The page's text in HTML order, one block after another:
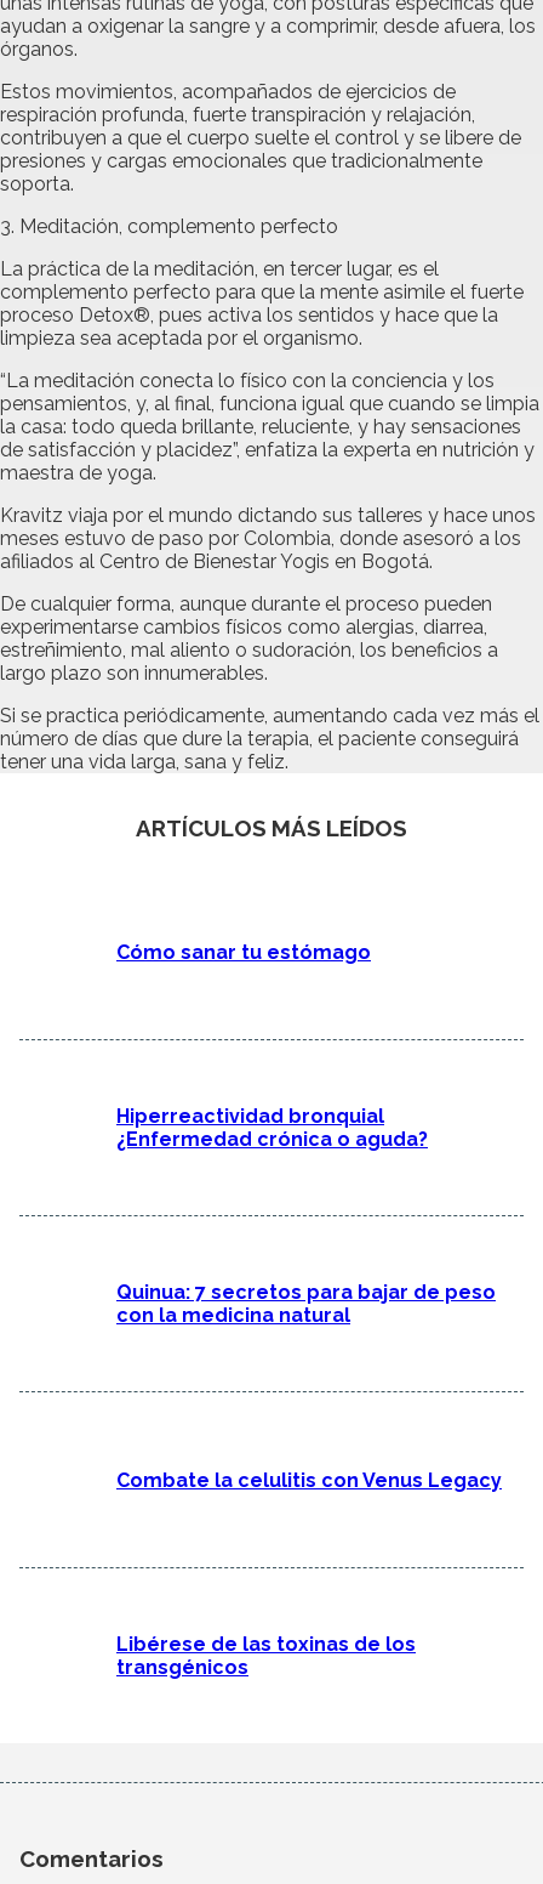
ayudan a oxigenar la sangre y a comprimir, desde afuera, los
órganos.
Estos movimientos, acompañados de ejercicios de
respiración profunda, fuerte transpiración y relajación,
contribuyen a que el cuerpo suelte el control y se libere de
presiones y cargas emocionales que tradicionalmente
soporta.
3. Meditación, complemento perfecto
La práctica de la meditación, en tercer lugar, es el
complemento perfecto para que la mente asimile el fuerte
proceso Detox®, pues activa los sentidos y hace que la
limpieza sea aceptada por el organismo.
“La meditación conecta lo físico con la conciencia y los
pensamientos, y, al final, funciona igual que cuando se limpia
la casa: todo queda brillante, reluciente, y hay sensaciones
de satisfacción y placidez”, enfatiza la experta en nutrición y
maestra de yoga.
Kravitz viaja por el mundo dictando sus talleres y hace unos
meses estuvo de paso por Colombia, donde asesoró a los
afiliados al Centro de Bienestar Yogis en Bogotá.
De cualquier forma, aunque durante el proceso pueden
experimentarse cambios físicos como alergias, diarrea,
estreñimiento, mal aliento o sudoración, los beneficios a
largo plazo son innumerables.
Si se practica periódicamente, aumentando cada vez más el
número de días que dure la terapia, el paciente conseguirá
tener una vida larga, sana y feliz.
ARTÍCULOS MÁS LEÍDOS
Cómo sanar tu estómago
Hiperreactividad bronquial
¿Enfermedad crónica o aguda?
Quinua: 7 secretos para bajar de peso
con la medicina natural
Combate la celulitis con Venus Legacy
Libérese de las toxinas de los
transgénicos
Comentarios